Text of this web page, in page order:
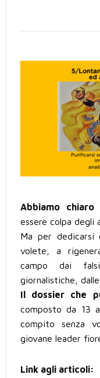
Abbiamo chiaro
essere colpa degli
Ma per dedicarsi
volete, a
campo dai
giornalistiche,
Il dossier che
composto da 13
compito senza
giovane leader
Link agli articoli: